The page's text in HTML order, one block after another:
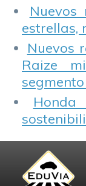
estrellas,
Nuevos
Raize